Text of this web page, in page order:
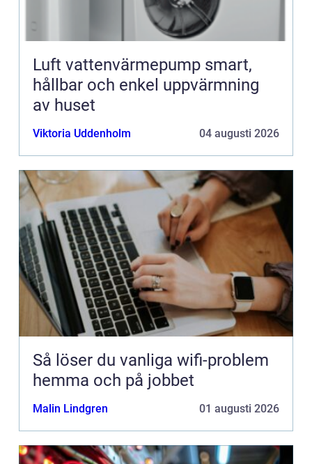
Luft vattenvärmepump smart,
hållbar och enkel uppvärmning
av huset
Viktoria Uddenholm 04 augusti 2026
Så löser du vanliga wifi-problem
hemma och på jobbet
Malin Lindgren 01 augusti 2026